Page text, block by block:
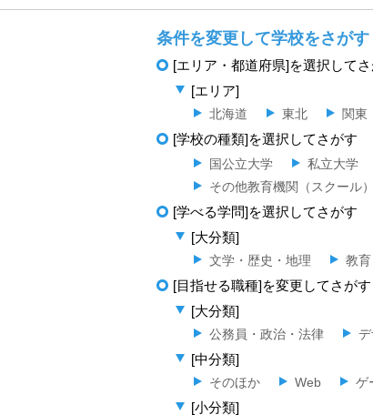
条件を変更して学校をさがす
[エリア・都道府県]を選択して
[エリア]
北海道 東北 関東
[学校の種類]を選択してさがす
国公立大学 私立大学
その他教育機関（スクール）
[学べる学問]を選択してさがす
[大分類]
文学・歴史・地理 教
[目指せる職種]を変更してさがす
[大分類]
公務員・政治・法律
[中分類]
そのほか Web ゲ
[小分類]